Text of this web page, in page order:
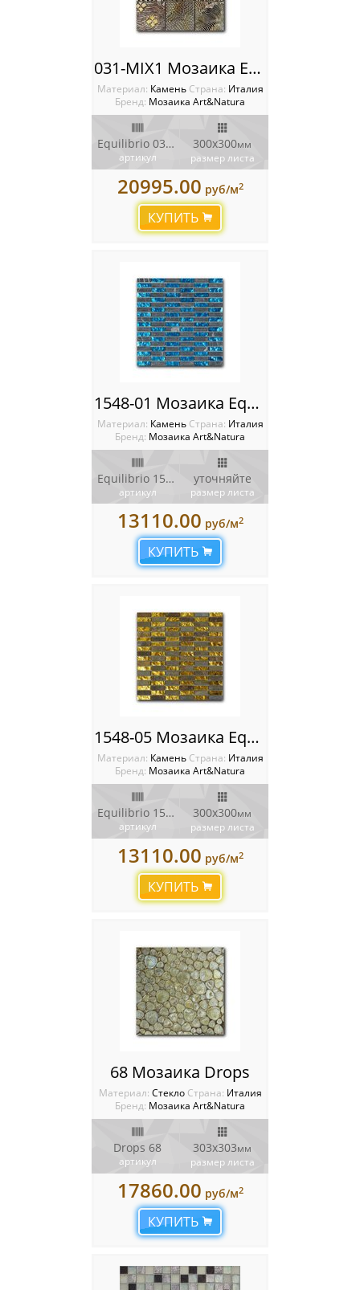
031-MIX1 Мозаика Equilibrio
Материал: Камень Cтрана: Италия
Бренд: Мозаика Art&Natura
Equilibrio 031-MIX1
артикул
300x300мм
размер листа
20995.00 руб/м2
КУПИТЬ
1548-01 Мозаика Equilibrio
Материал: Камень Cтрана: Италия
Бренд: Мозаика Art&Natura
Equilibrio 1548-01
артикул
уточняйте
размер листа
13110.00 руб/м2
КУПИТЬ
1548-05 Мозаика Equilibrio
Материал: Камень Cтрана: Италия
Бренд: Мозаика Art&Natura
Equilibrio 1548-05
артикул
300x300мм
размер листа
13110.00 руб/м2
КУПИТЬ
68 Мозаика Drops
Материал: Стекло Cтрана: Италия
Бренд: Мозаика Art&Natura
Drops 68
артикул
303x303мм
размер листа
17860.00 руб/м2
КУПИТЬ